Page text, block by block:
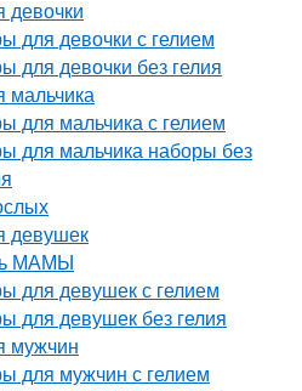
девочки
для девочки с гелием
для девочки без гелия
мальчика
для мальчика с гелием
для мальчика наборы без
девушек
МАМЫ
для девушек с гелием
для девушек без гелия
мужчин
для мужчин с гелием